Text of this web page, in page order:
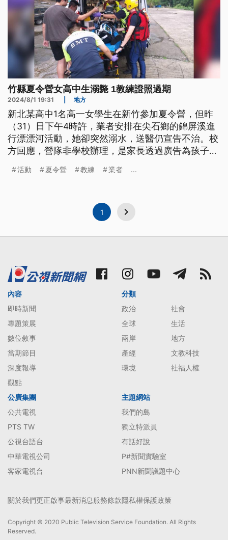
竹縣夏令營女高中生溺斃 1教練證照過期
2024/8/1 19:31 地方
新北某高中1名高一女學生在新竹參加夏令營，但昨
（31）日下午4時許，業者安排在尖石鄉的錦屏溪進
行漂漂河活動，她卻突然溺水，送醫仍宣告不治。校
方回應，營隊非學校辦理，是家長透過廣告為孩子單
關活動並未依法送件備查；死者家屬則質疑，不僅原
案朝過失致死等罪嫌偵辦。
活動 夏令營 教練 業者 ...
1
內容
即時新聞
專題策展
數位敘事
當期節目
深度報導
觀點
分類
政治
社會
全球
生活
兩岸
地方
產經
文教科技
環境
社福人權
公廣集團
公共電視
PTS TW
公視台語台
中華電視公司
客家電視台
主題網站
我們的島
獨立特派員
有話好說
P#新聞實驗室
PNN新聞議題中心
關於我們更正啟事最新消息服務條款隱私權保護政策
Copyright © 2020 Public Television Service Foundation. All Rights
Reserved.